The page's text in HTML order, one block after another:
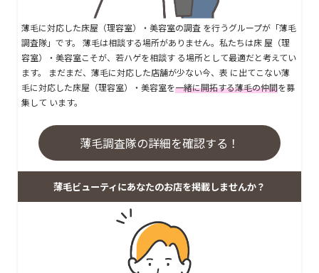
薄毛に対応した床屋（理容室）・美容室の調査 を行うグループが「薄毛
調査隊」です。 薄毛は相談する場所がありません。私たちは床 屋（理
容室）・美容室こそが、若ハゲを相談す る場所として最適だと考えてい
ます。 まだまだ、薄毛に対応した店舗が少ない今、表 に出てこない薄
毛に対応した床屋（理容室）・美容室を一緒に開拓する薄毛の仲間を募
集して います。
薄毛調査隊の詳細を確認する！
薄毛ビューティにあなたのお店を掲載しませんか？